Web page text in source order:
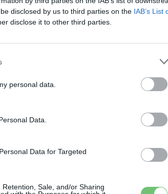
disclosed by us to third parties on the IAB’s List
disclose it to other third parties.
personal data.
Data.
Data for Targeted
Sale, and/or Sharing
in hibridesek a